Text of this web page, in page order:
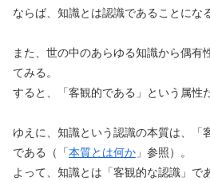
ならば、知識とは認識であることにな
また、世の中のあらゆる知識から偶有
てみる。
すると、「客観的である」という属性
ゆえに、知識という認識の本質は、「
である（「本質とは何か 」参照）。
よって、知識とは「客観的な認識」で